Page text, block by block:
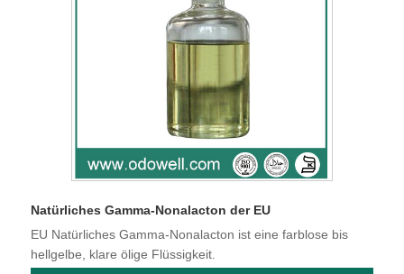
Natürliches Gamma-Nonalacton der EU
EU Natürliches Gamma-Nonalacton ist eine farblose bis
hellgelbe, klare ölige Flüssigkeit.